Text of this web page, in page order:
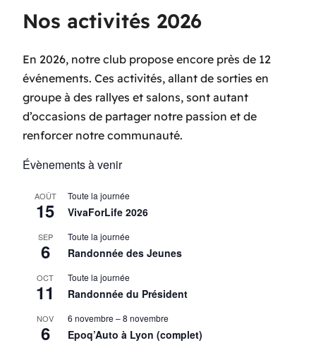
Nos activités 2026
En 2026, notre club propose encore près de 12
événements. Ces activités, allant de sorties en
groupe à des rallyes et salons, sont autant
d’occasions de partager notre passion et de
renforcer notre communauté.
Évènements à venir
AOÛT
15
Toute la journée
VivaForLife 2026
SEP
6
Toute la journée
Randonnée des Jeunes
OCT
11
Toute la journée
Randonnée du Président
NOV
6
6 novembre –8 novembre
Epoq’Auto à Lyon (complet)